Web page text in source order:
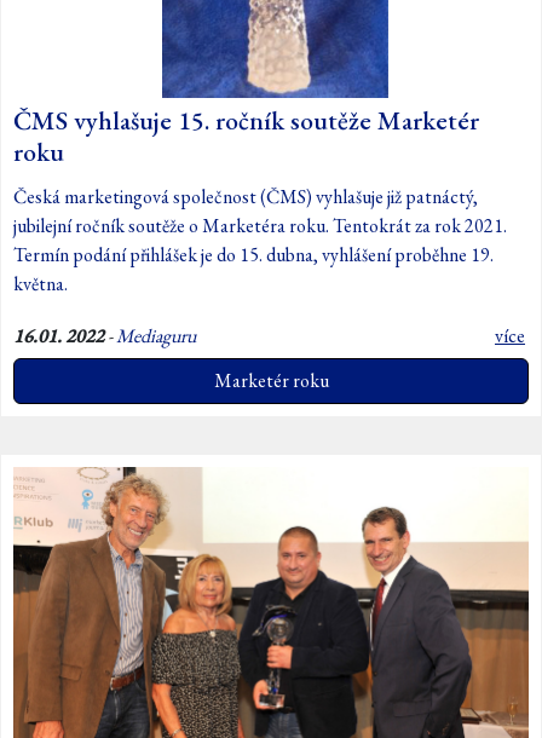
ČMS vyhlašuje 15. ročník soutěže Marketér
roku
Česká marketingová společnost (ČMS) vyhlašuje již patnáctý,
jubilejní ročník soutěže o Marketéra roku. Tentokrát za rok 2021.
Termín podání přihlášek je do 15. dubna, vyhlášení proběhne 19.
května.
16.01. 2022-Mediaguru
více
Marketér roku